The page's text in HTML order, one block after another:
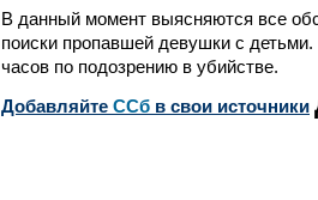
В данный момент выясняются все
поиски пропавшей девушки с
часов по подозрению в убийстве.
Добавляйте CСб в свои источники